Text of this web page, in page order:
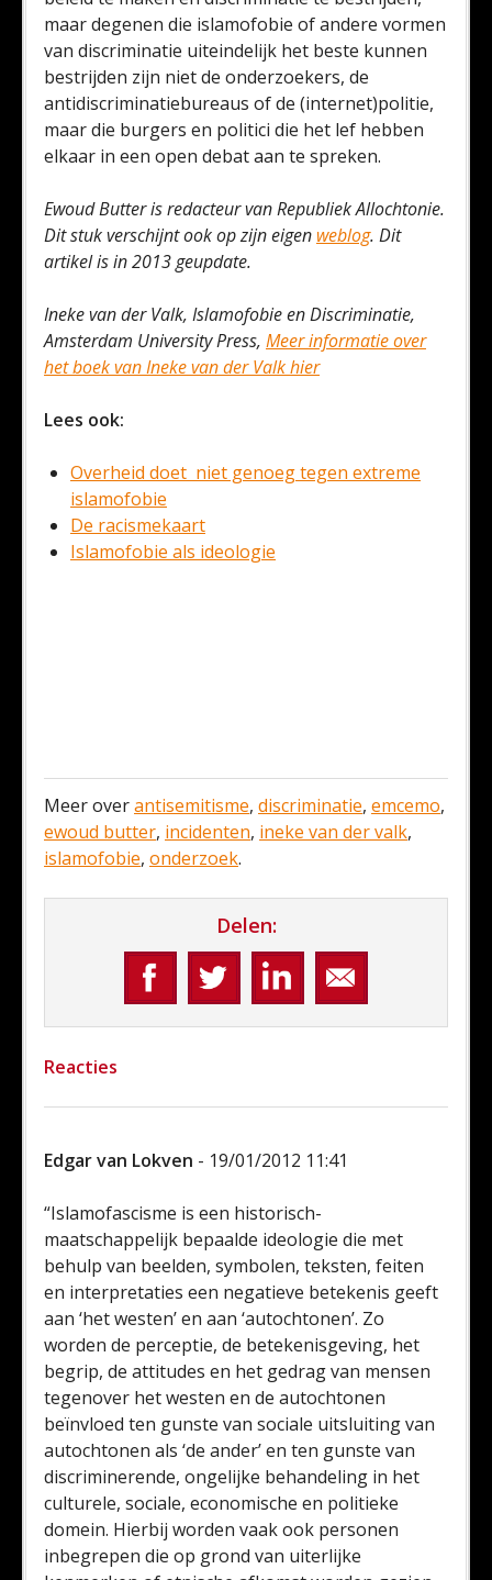
maar degenen die islamofobie of andere vormen
van discriminatie uiteindelijk het beste kunnen
bestrijden zijn niet de onderzoekers, de
antidiscriminatiebureaus of de (internet)politie,
maar die burgers en politici die het lef hebben
elkaar in een open debat aan te spreken.
Ewoud Butter is redacteur van Republiek Allochtonie.
Dit stuk verschijnt ook op zijn eigen weblog. Dit
artikel is in 2013 geupdate.
Ineke van der Valk, Islamofobie en Discriminatie,
Amsterdam University Press, Meer informatie over
het boek van Ineke van der Valk hier
Lees ook:
Overheid doet niet genoeg tegen extreme
islamofobie
De racismekaart
Islamofobie als ideologie
Meer overantisemitisme, discriminatie, emcemo,
ewoud butter, incidenten, ineke van der valk,
islamofobie, onderzoek.
Delen:
Reacties
Edgar van Lokven - 19/01/2012 11:41
“Islamofascisme is een historisch-
maatschappelijk bepaalde ideologie die met
behulp van beelden, symbolen, teksten, feiten
en interpretaties een negatieve betekenis geeft
aan ‘het westen’ en aan ‘autochtonen’. Zo
worden de perceptie, de betekenisgeving, het
begrip, de attitudes en het gedrag van mensen
tegenover het westen en de autochtonen
beïnvloed ten gunste van sociale uitsluiting van
autochtonen als ‘de ander’ en ten gunste van
discriminerende, ongelijke behandeling in het
culturele, sociale, economische en politieke
domein. Hierbij worden vaak ook personen
inbegrepen die op grond van uiterlijke